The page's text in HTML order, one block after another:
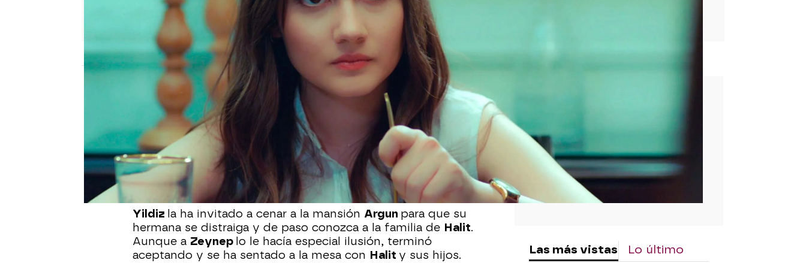
Ana Bermejo Lillo
17 de marzo de 2023, 17:48 Whatsapp
Facebook
X
Zeynepse quedó destrozada después de queAlihandecidiese
dejar la relación y le dijese que no había actuado con ella como
realmente era él. La joven se desahogó con su hermana y
decidiódejar el trabajo para no ver más a su jefe. Aunque
todavía está buscando sustituta
Yildiz la ha invitado a cenar a la mansión Argun para que su
hermana se distraiga y de paso conozca a la familia de Halit.
Aunque a Zeynep lo le hacía especial ilusión, terminó
aceptando y se ha sentado a la mesa con Halit y sus hijos.
Las más vistas Lo último